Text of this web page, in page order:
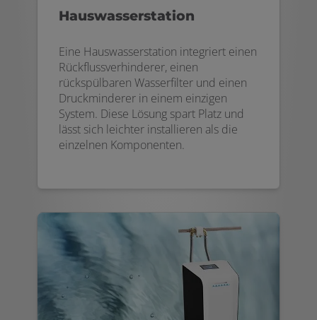
Hauswasserstation
Eine Hauswasserstation integriert einen
Rückflussverhinderer, einen
rückspülbaren Wasserfilter und einen
Druckminderer in einem einzigen
System. Diese Lösung spart Platz und
lässt sich leichter installieren als die
einzelnen Komponenten.